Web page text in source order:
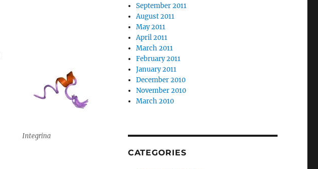
Integrina
September 2011
August 2011
May 2011
April 2011
March 2011
February 2011
January 2011
December 2010
November 2010
March 2010
CATEGORIES